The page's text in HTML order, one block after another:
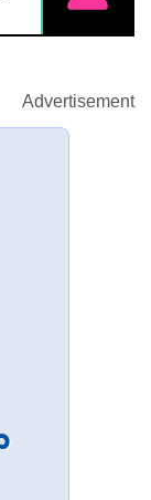
Advertisement